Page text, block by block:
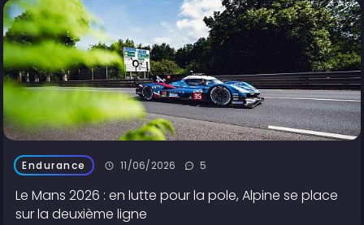
Endurance 11/06/2026 5
Le Mans 2026 : en lutte pour la pole, Alpine se place
sur la deuxième ligne